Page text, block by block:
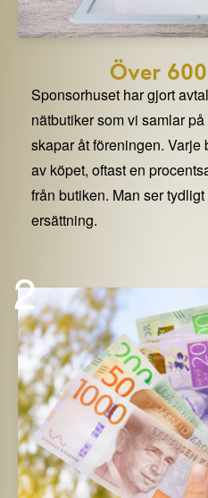
Över
Sponsorhuset har gjort
nätbutiker som vi samlar
skapar åt föreningen.
av köpet, oftast en
från butiken. Man ser
ersättning.
2